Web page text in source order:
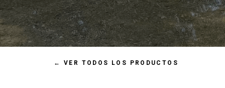
← VER TODOS LOS PRODUCTOS